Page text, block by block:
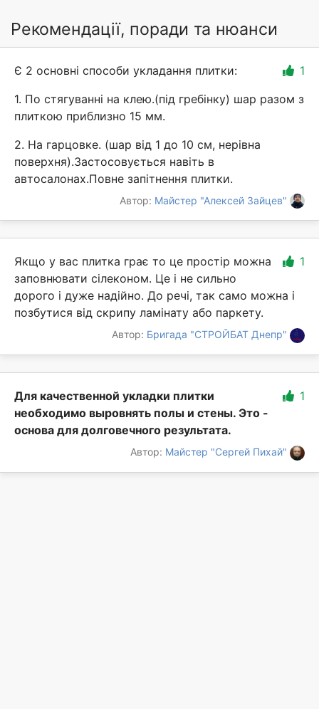
Рекомендації, поради та нюанси
1
Є 2 основні способи укладання плитки:
1. По стягуванні на клею.(під гребінку) шар разом з
плиткою приблизно 15 мм.
2. На гарцовке. (шар від 1 до 10 см, нерівна
поверхня).Застосовується навіть в
автосалонах.Повне запітнення плитки.
Автор: Майстер "Алексей Зайцев"
1
Якщо у вас плитка грає то це простір можна
заповнювати сілеконом. Це і не сильно
дорого і дуже надійно. До речі, так само можна і
позбутися від скрипу ламінату або паркету.
Автор: Бригада "СТРОЙБАТ Днепр"
1
Для качественной укладки плитки
необходимо выровнять полы и стены. Это -
основа для долговечного результата.
Автор: Майстер "Сергей Пихай"